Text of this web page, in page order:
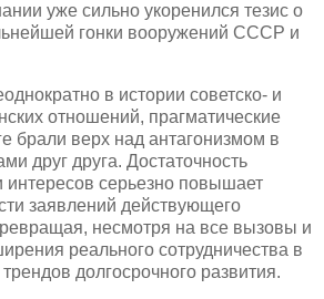
уже сильно укоренился тезис о
гонки вооружений СССР и
в истории советско- и
отношений, прагматические
брали верх над антагонизмом в
друг друга. Достаточность
серьезно повышает
заявлений действующего
несмотря на все вызовы и
реального сотрудничества в
долгосрочного развития.